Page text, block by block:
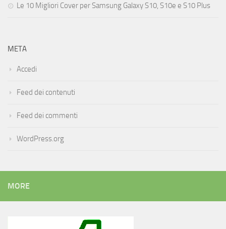
Le 10 Migliori Cover per Samsung Galaxy S10, S10e e S10 Plus
META
Accedi
Feed dei contenuti
Feed dei commenti
WordPress.org
MORE